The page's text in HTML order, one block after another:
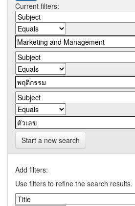
Current filters:
Start a new search
Add filters:
Use filters to refine the search results.